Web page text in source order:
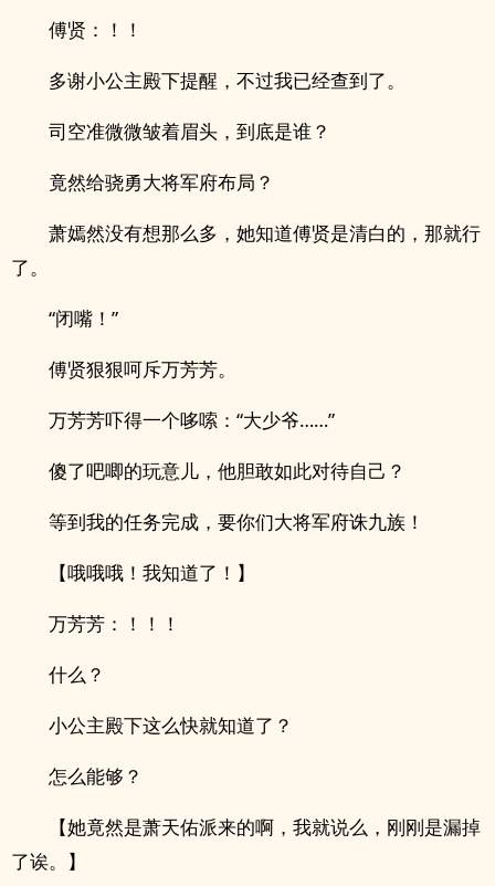
傅贤：！！
多谢小公主殿下提醒，不过我已经查到了。
司空准微微皱着眉头，到底是谁？
竟然给骁勇大将军府布局？
萧嫣然没有想那么多，她知道傅贤是清白的，那就行
了。
“闭嘴！”
傅贤狠狠呵斥万芳芳。
万芳芳吓得一个哆嗦：“大少爷……”
傻了吧唧的玩意儿，他胆敢如此对待自己？
等到我的任务完成，要你们大将军府诛九族！
【哦哦哦！我知道了！】
万芳芳：！！！
什么？
小公主殿下这么快就知道了？
怎么能够？
【她竟然是萧天佑派来的啊，我就说么，刚刚是漏掉
了诶。】